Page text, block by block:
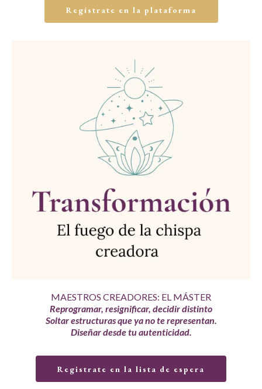
Regístrate en la plataforma
MAESTROS CREADORES: EL MÁSTER
Reprogramar, resignificar, decidir distinto
Soltar estructuras que ya no te representan.
Diseñar desde tu autenticidad.
Registrate en la lista de espera